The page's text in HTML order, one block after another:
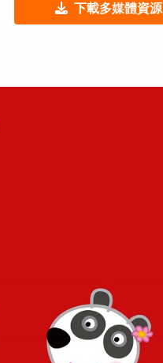
下載多媒體資源